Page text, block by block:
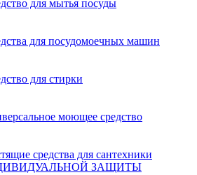
для мытья посуды
для посудомоечных машин
для стирки
моющее средство
средства для сантехники
ЗАЩИТЫ